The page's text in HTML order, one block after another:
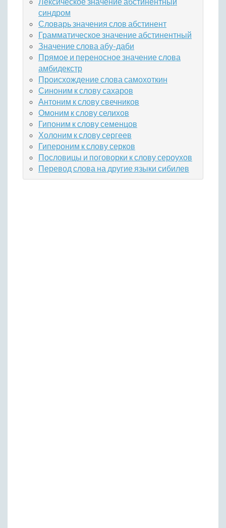
синдром
Словарь значения слов абстинент
Грамматическое значение абстинентный
Значение слова абу-даби
Прямое и переносное значение слова
амбидекстр
Происхождение слова самохоткин
Синоним к слову сахаров
Антоним к слову свечников
Омоним к слову селихов
Гипоним к слову семенцов
Холоним к слову сергеев
Гипероним к слову серков
Пословицы и поговорки к слову сероухов
Перевод слова на другие языки сибилев